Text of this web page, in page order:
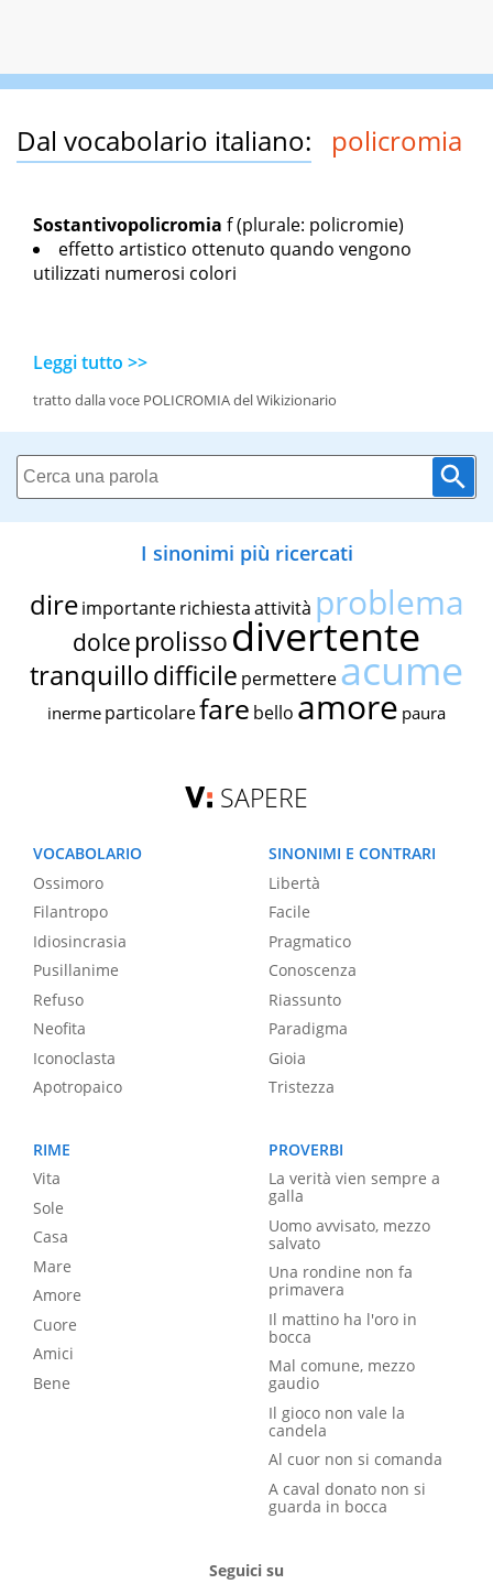
Dal vocabolario italiano: policromia
Sostantivopolicromia f(plurale: policromie)
effetto artistico ottenuto quando vengono
utilizzati numerosi colori
Leggi tutto >>
tratto dalla voce POLICROMIA del Wikizionario
I sinonimi più ricercati
dire importante richiestaattività problema
dolce prolissodivertente
tranquillodifficile permettereacume
inerme particolarefare bello amore paura
SAPERE
VOCABOLARIO
Ossimoro
Filantropo
Idiosincrasia
Pusillanime
Refuso
Neofita
Iconoclasta
Apotropaico
SINONIMI E CONTRARI
Libertà
Facile
Pragmatico
Conoscenza
Riassunto
Paradigma
Gioia
Tristezza
RIME
Vita
Sole
Casa
Mare
Amore
Cuore
Amici
Bene
PROVERBI
La verità vien sempre a
galla
Uomo avvisato, mezzo
salvato
Una rondine non fa
primavera
Il mattino ha l'oro in
bocca
Mal comune, mezzo
gaudio
Il gioco non vale la
candela
Al cuor non si comanda
A caval donato non si
guarda in bocca
Seguici su